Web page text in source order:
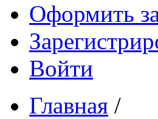
Оформить
Войти
Главная /